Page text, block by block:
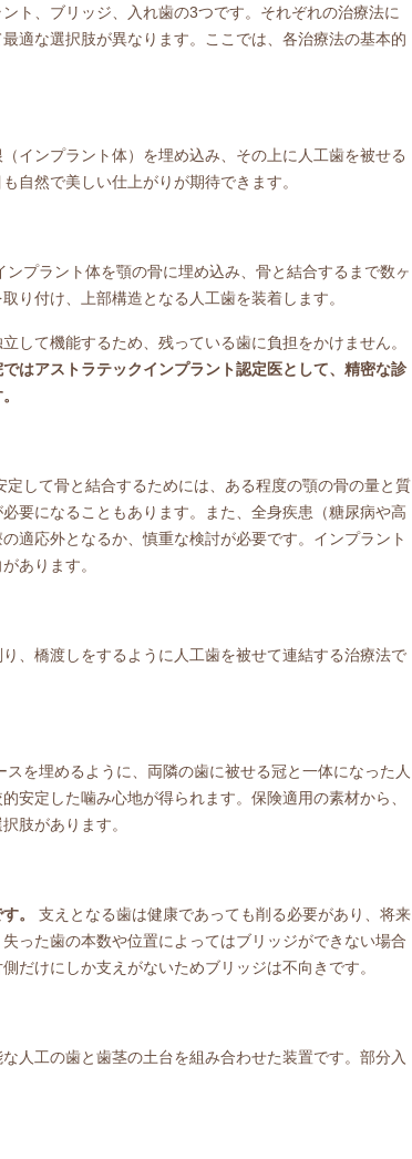
ト、ブリッジ、入れ歯の3つです。それぞれの治療法に
適な選択肢が異なります。ここでは、各治療法の基本的
インプラント体）を埋め込み、その上に人工歯を被せる
自然で美しい仕上がりが期待できます。
ンプラント体を顎の骨に埋め込み、骨と結合するまで数ヶ
り付け、上部構造となる人工歯を装着します。
して機能するため、残っている歯に負担をかけません。
ではアストラテックインプラント認定医として、精密な診
定して骨と結合するためには、ある程度の顎の骨の量と質
要になることもあります。また、全身疾患（糖尿病や高
適応外となるか、慎重な検討が必要です。インプラント
あります。
、橋渡しをするように人工歯を被せて連結する治療法で
スを埋めるように、両隣の歯に被せる冠と一体になった人
安定した噛み心地が得られます。保険適用の素材から、
肢があります。
。
支えとなる歯は健康であっても削る必要があり、将来
った歯の本数や位置によってはブリッジができない場合
だけにしか支えがないためブリッジは不向きです。
人工の歯と歯茎の土台を組み合わせた装置です。部分入